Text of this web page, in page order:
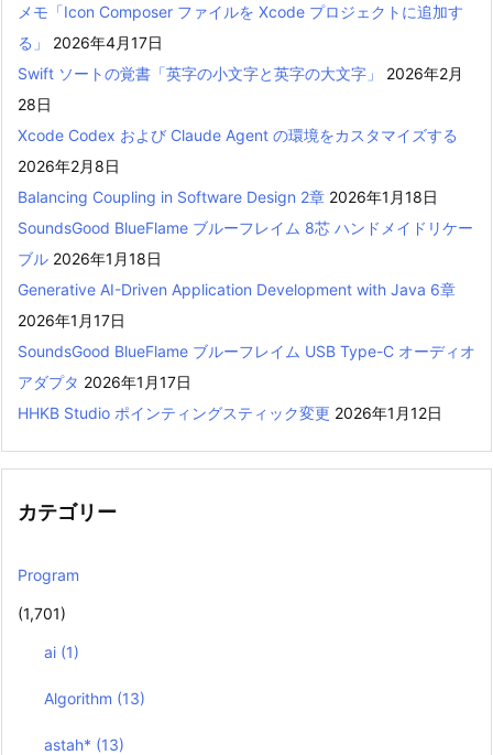
メモ「Icon Composer ファイルを Xcode プロジェクトに追加す
る」
2026年4月17日
Swift ソートの覚書「英字の小文字と英字の大文字」
2026年2月
28日
Xcode Codex および Claude Agent の環境をカスタマイズする
2026年2月8日
Balancing Coupling in Software Design 2章 2026年1月18日
SoundsGood BlueFlame ブルーフレイム 8芯 ハンドメイドリケー
ブル 2026年1月18日
Generative AI-Driven Application Development with Java 6章
2026年1月17日
SoundsGood BlueFlame ブルーフレイム USB Type-C オーディオ
アダプタ 2026年1月17日
HHKB Studio ポインティングスティック変更 2026年1月12日
カテゴリー
Program
(1,701)
ai (1)
Algorithm (13)
astah* (13)